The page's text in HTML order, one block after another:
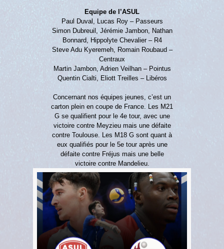
Equipe de l’ASUL
Paul Duval, Lucas Roy – Passeurs
Simon Dubreuil, Jérémie Jambon, Nathan
Bonnard, Hippolyte Chevalier – R4
Steve Adu Kyeremeh, Romain Roubaud –
Centraux
Martin Jambon, Adrien Veilhan – Pointus
Quentin Cialti, Eliott Treilles – Libéros
Concernant nos équipes jeunes, c’est un
carton plein en coupe de France. Les M21
G se qualifient pour le 4e tour, avec une
victoire contre Meyzieu mais une défaite
contre Toulouse. Les M18 G sont quant à
eux qualifiés pour le 5e tour après une
défaite contre Fréjus mais une belle
victoire contre Mandelieu.